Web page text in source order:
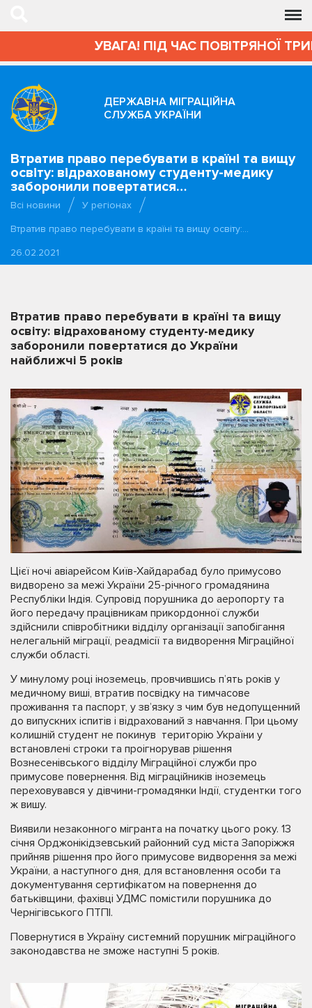
УВАГА! ПІД ЧАС ПОВІТРЯНОЇ
ДЕРЖАВНА МІГРАЦІЙНА
СЛУЖБА УКРАЇНИ
Втратив право перебувати в країні та вищу
освіту: відрахованому студенту-медику
заборонили повертатися…
Всі новини
У регіонах
Втратив право перебувати в країні та вищу освіту:…
26.02.2021
Втратив право перебувати в країні та вищу
освіту: відрахованому студенту-медику
заборонили повертатися до України
найближчі 5 років
Цієї ночі авіарейсом Київ-Хайдарабад було примусово
видворено за межі України 25-річного громадянина
Республіки Індія. Супровід порушника до аеропорту та
його передачу працівникам прикордонної служби
здійснили співробітники відділу організації запобігання
нелегальній міграції, реадмісії та видворення Міграційної
служби області.
У минулому році іноземець, провчившись п’ять років у
медичному виші, втратив посвідку на тимчасове
проживання та паспорт, у зв’язку з чим був недопущенний
до випускних іспитів і відрахований з навчання. При цьому
колишній студент не покинув територію України у
встановлені строки та проігнорував рішення
Вознесенівського відділу Міграційної служби про
примусове повернення. Від міграційників іноземець
переховувався у дівчини-громадянки Індії, студентки того
ж вишу.
Виявили незаконного мігранта на початку цього року. 13
січня Орджонікідзевський районний суд міста Запоріжжя
прийняв рішення про його примусове видворення за межі
України, а наступного дня, для встановлення особи та
документування сертифікатом на повернення до
батьківщини, фахівці УДМС помістили порушника до
Чернігівського ПТПІ.
Повернутися в Україну системний порушник міграційного
законодавства не зможе наступні 5 років.